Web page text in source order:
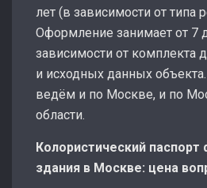
лет (в зависимости от типа
Оформление занимает от 7
зависимости от комплекта
и исходных данных
ведём и по Москве, и по
области.
Колористический паспорт
здания в Москве: цена